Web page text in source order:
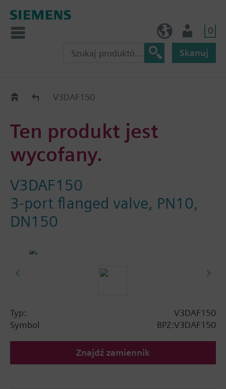
0
Skanuj
Old2NewV3DAF150
Ten produkt jest
wycofany.
V3DAF150
3-port flanged valve, PN10,
DN150
Typ:
V3DAF150
Symbol
BPZ:V3DAF150
Znajdź zamiennik